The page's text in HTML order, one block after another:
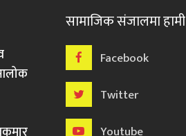
सामाजिक संजालमा हामी
Facebook
Twitter
Youtube